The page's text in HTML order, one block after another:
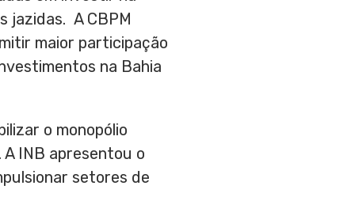
jazidas. A CBPM
maior participação
na Bahia
o monopólio
INB apresentou o
setores de